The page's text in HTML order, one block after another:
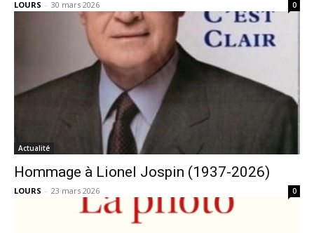
LOURS - 30 mars 2026 0
Actualité
Hommage à Lionel Jospin (1937-2026)
LOURS - 23 mars 2026 0